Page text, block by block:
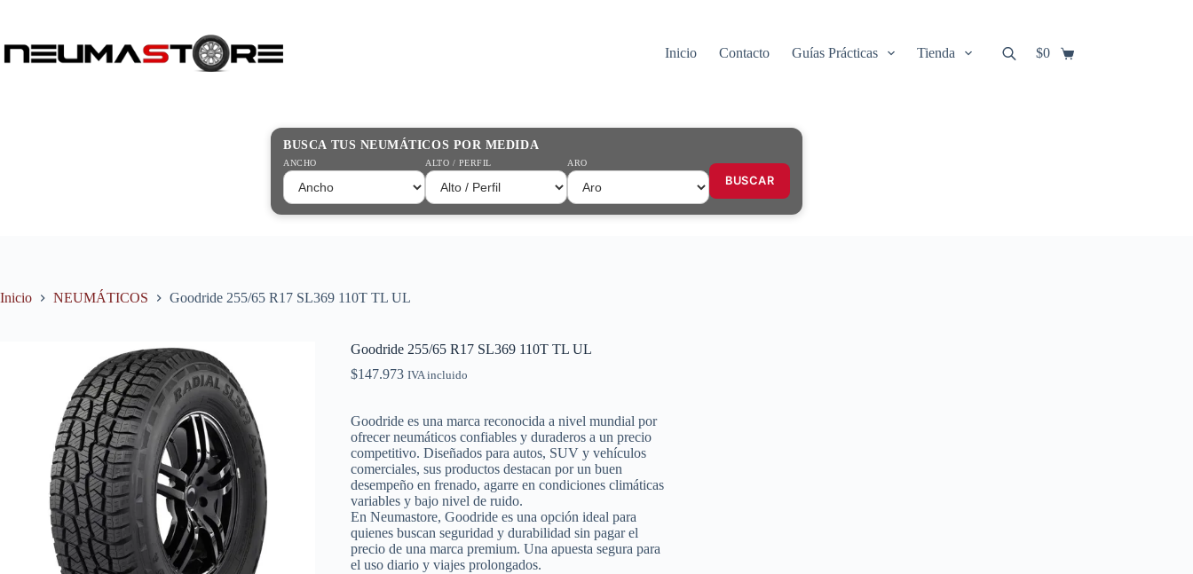
Búsqueda
de
Inicio Contacto Guías Prácticas Tienda
Carro
$0
BUSCA TUS NEUMÁTICOS POR MEDIDA
ANCHO ALTO / PERFIL ARO
BUSCAR
Inicio NEUMÁTICOS Goodride 255/65 R17 SL369 110T TL UL
Goodride 255/65 R17 SL369 110T TL UL
$147.973 IVA incluido
Goodride es una marca reconocida a nivel mundial por
ofrecer neumáticos confiables y duraderos a un precio
competitivo. Diseñados para autos, SUV y vehículos
comerciales, sus productos destacan por un buen
desempeño en frenado, agarre en condiciones climáticas
variables y bajo nivel de ruido.
En Neumastore, Goodride es una opción ideal para
quienes buscan seguridad y durabilidad sin pagar el
precio de una marca premium. Una apuesta segura para
el uso diario y viajes prolongados.